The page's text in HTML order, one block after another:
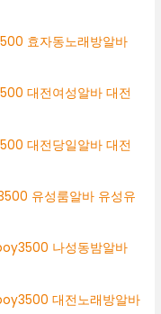
효자동노래방알바
대전여성알바 대전
대전당일알바 대전
유성룸알바 유성유
나성동밤알바
대전노래방알바